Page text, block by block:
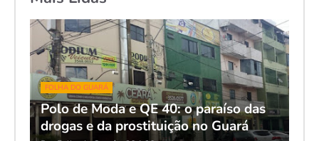
FOLHA DO GUARÁ
Polo de Moda e QE 40: o paraíso das
drogas e da prostituição no Guará